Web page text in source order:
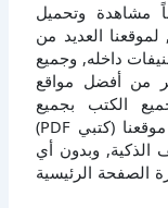
مشاهدة وتحميل
العديد من
داخله, وجميع
وأننا نعتبر من أفضل مواقع
الكتب بجميع
تخصصاتها, وبالنسبة لتصفح الموقع, فإن موقعنا (كتبي PDF)
الذكية, وبدون أي
الصفحة الرئيسية